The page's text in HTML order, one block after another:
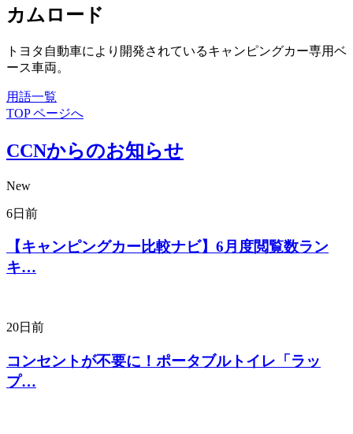
カムロード
トヨタ自動車により開発されているキャンピングカー専用ベ
ース車両。
用語一覧
TOP ページへ
CCNからのお知らせ
New
6日前
【キャンピングカー比較ナビ】6月度閲覧数ラン
キ…
20日前
コンセントが不要に！ポータブルトイレ「ラッ
プ…